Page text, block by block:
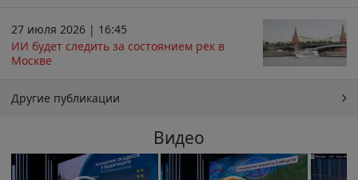
27 июля 2026 | 16:45
ИИ будет следить за состоянием рек в
Москве
Другие публикации
Видео